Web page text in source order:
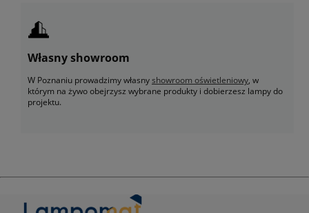
Własny showroom
W Poznaniu prowadzimy własnyshowroom oświetleniowy, w
którym na żywo obejrzysz wybrane produkty i dobierzesz lampy do
projektu.